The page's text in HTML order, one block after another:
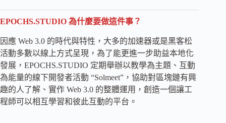
EPOCHS.STUDIO 為什麼要做這件事？
因應 Web 3.0 的時代與特性，大多的加速器或是黑客松
活動多數以線上方式呈現，為了能更進一步助益本地化
發展，EPOCHS.STUDIO 定期舉辦以教學為主題、互動
為能量的線下開發者活動 “Solmeet”，協助對區塊鏈有興
趣的人了解、實作 Web 3.0 的整體運用，創造一個讓工
程師可以相互學習和彼此互動的平台。